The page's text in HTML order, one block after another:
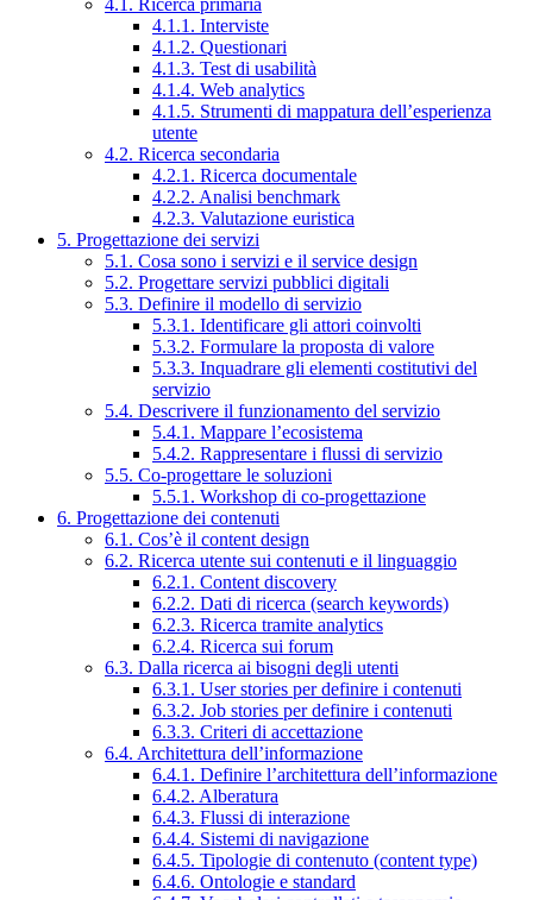
4.1.1. Interviste
4.1.2. Questionari
4.1.3. Test di usabilità
4.1.4. Web analytics
4.1.5. Strumenti di mappatura dell’esperienza
utente
4.2. Ricerca secondaria
4.2.1. Ricerca documentale
4.2.2. Analisi benchmark
4.2.3. Valutazione euristica
5. Progettazione dei servizi
5.1. Cosa sono i servizi e il service design
5.2. Progettare servizi pubblici digitali
5.3. Definire il modello di servizio
5.3.1. Identificare gli attori coinvolti
5.3.2. Formulare la proposta di valore
5.3.3. Inquadrare gli elementi costitutivi del
servizio
5.4. Descrivere il funzionamento del servizio
5.4.1. Mappare l’ecosistema
5.4.2. Rappresentare i flussi di servizio
5.5. Co-progettare le soluzioni
5.5.1. Workshop di co-progettazione
6. Progettazione dei contenuti
6.1. Cos’è il content design
6.2. Ricerca utente sui contenuti e il linguaggio
6.2.1. Content discovery
6.2.2. Dati di ricerca (search keywords)
6.2.3. Ricerca tramite analytics
6.2.4. Ricerca sui forum
6.3. Dalla ricerca ai bisogni degli utenti
6.3.1. User stories per definire i contenuti
6.3.2. Job stories per definire i contenuti
6.3.3. Criteri di accettazione
6.4. Architettura dell’informazione
6.4.1. Definire l’architettura dell’informazione
6.4.2. Alberatura
6.4.3. Flussi di interazione
6.4.4. Sistemi di navigazione
6.4.5. Tipologie di contenuto (content type)
6.4.6. Ontologie e standard